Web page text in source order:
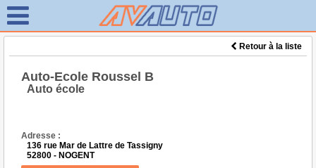
Retour à la liste
Auto-Ecole Roussel B
Auto école
Adresse :
136 rue Mar de Lattre de Tassigny
52800 - NOGENT